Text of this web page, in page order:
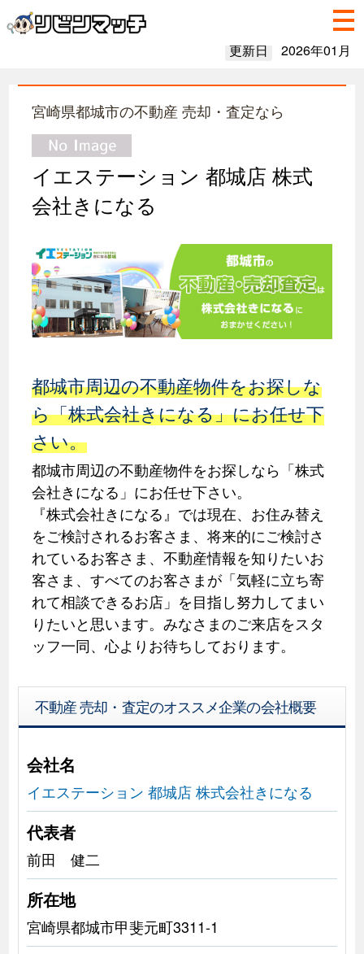
更新日 2026年01月
宮崎県都城市の不動産 売却・査定なら
イエステーション 都城店 株式
会社きになる
都城市周辺の不動産物件をお探しな
ら「株式会社きになる」にお任せ下
さい。
都城市周辺の不動産物件をお探しなら「株式
会社きになる」にお任せ下さい。
『株式会社きになる』では現在、お住み替え
をご検討されるお客さま、将来的にご検討さ
れているお客さま、不動産情報を知りたいお
客さま、すべてのお客さまが「気軽に立ち寄
れて相談できるお店」を目指し努力してまい
りたいと思います。みなさまのご来店をスタ
ッフ一同、心よりお待ちしております。
不動産 売却・査定のオススメ企業の会社概要
会社名
イエステーション 都城店 株式会社きになる
代表者
前田 健二
所在地
宮崎県都城市甲斐元町3311-1